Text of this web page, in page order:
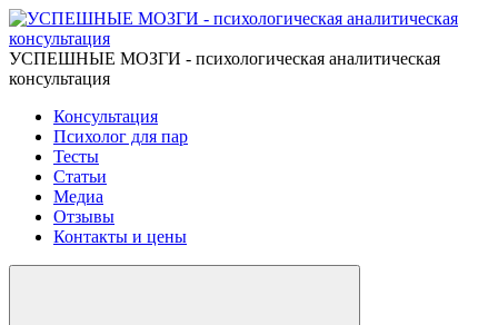
УСПЕШНЫЕ МОЗГИ - психологическая аналитическая
консультация
Консультация
Психолог для пар
Тесты
Статьи
Медиа
Отзывы
Контакты и цены